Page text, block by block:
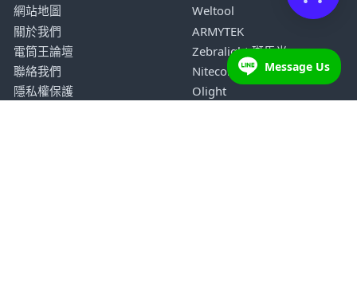
網站地圖
關於我們
電筒王論壇
聯絡我們
隱私權保護
Weltool
ARMYTEK
Zebralight 斑馬光
Nitecore
Olight
Message Us